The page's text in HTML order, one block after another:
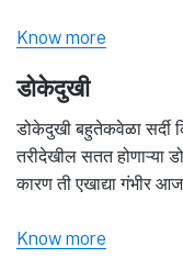
Know more
डोकेदुखी
डोकेदुखी बहुतेकवेळा सर्दी
तरीदेखील सतत होणाऱ्या
कारण ती एखाद्या गंभीर
Know more